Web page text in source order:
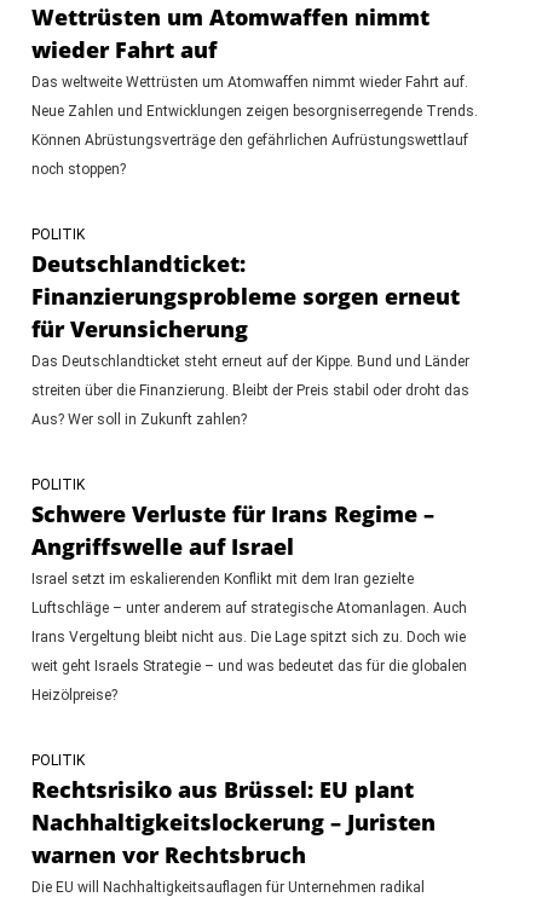
Wettrüsten um Atomwaffen nimmt
wieder Fahrt auf
Das weltweite Wettrüsten um Atomwaffen nimmt wieder Fahrt auf.
Neue Zahlen und Entwicklungen zeigen besorgniserregende Trends.
Können Abrüstungsverträge den gefährlichen Aufrüstungswettlauf
noch stoppen?
POLITIK
Deutschlandticket:
Finanzierungsprobleme sorgen erneut
für Verunsicherung
Das Deutschlandticket steht erneut auf der Kippe. Bund und Länder
streiten über die Finanzierung. Bleibt der Preis stabil oder droht das
Aus? Wer soll in Zukunft zahlen?
POLITIK
Schwere Verluste für Irans Regime –
Angriffswelle auf Israel
Israel setzt im eskalierenden Konflikt mit dem Iran gezielte
Luftschläge – unter anderem auf strategische Atomanlagen. Auch
Irans Vergeltung bleibt nicht aus. Die Lage spitzt sich zu. Doch wie
weit geht Israels Strategie – und was bedeutet das für die globalen
Heizölpreise?
POLITIK
Rechtsrisiko aus Brüssel: EU plant
Nachhaltigkeitslockerung – Juristen
warnen vor Rechtsbruch
Die EU will Nachhaltigkeitsauflagen für Unternehmen radikal